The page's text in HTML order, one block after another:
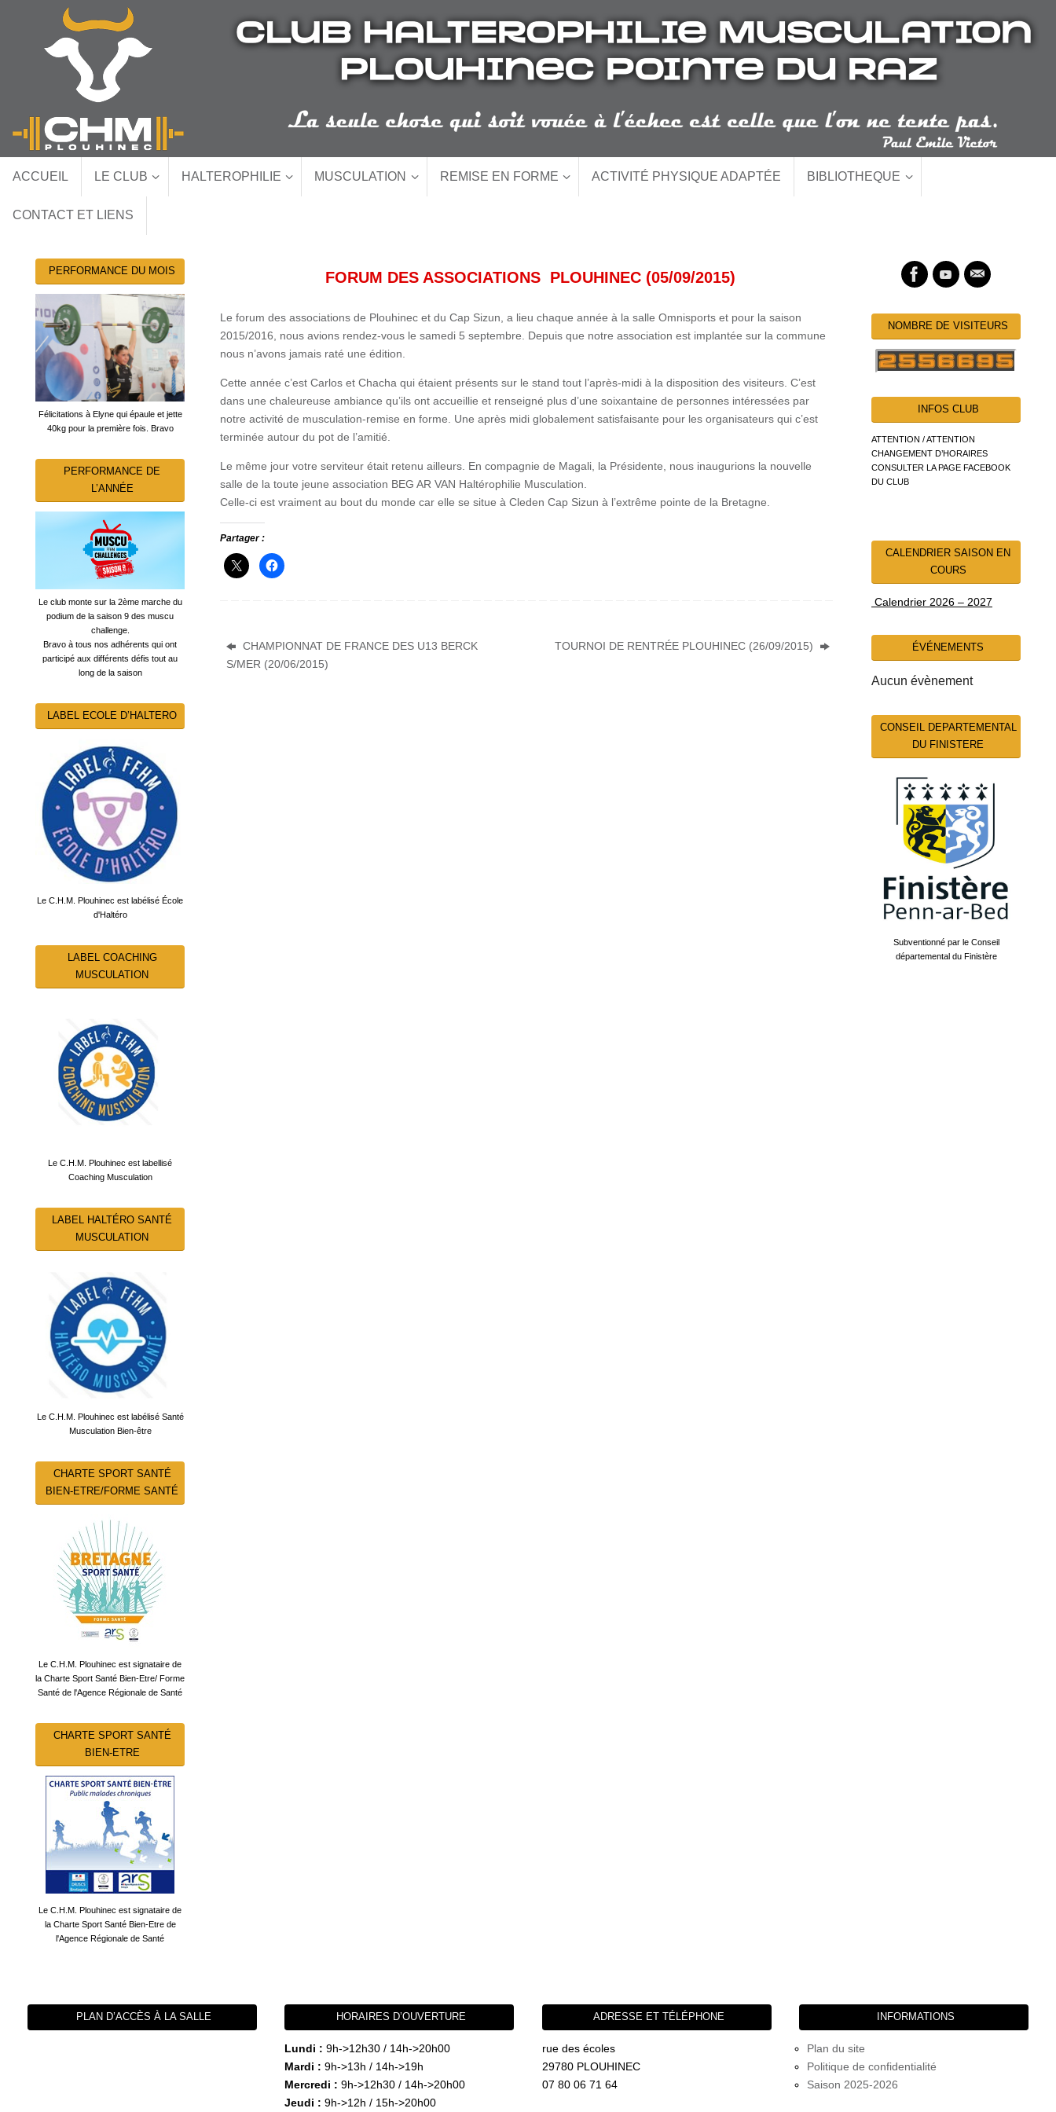
ACCUEIL LE CLUB HALTEROPHILIE MUSCULATION REMISE EN FORME ACTIVITÉ PHYSIQUE ADAPTÉE BIBLIOTHEQUE
CONTACT ET LIENS
FORUM DES ASSOCIATIONS PLOUHINEC (05/09/2015)
Le forum des associations de Plouhinec et du Cap Sizun, a lieu chaque année à la salle Omnisports et pour la saison
2015/2016, nous avions rendez-vous le samedi 5 septembre. Depuis que notre association est implantée sur la commune
nous n’avons jamais raté une édition.
Cette année c’est Carlos et Chacha qui étaient présents sur le stand tout l’après-midi à la disposition des visiteurs. C’est
dans une chaleureuse ambiance qu’ils ont accueillie et renseigné plus d’une soixantaine de personnes intéressées par
notre activité de musculation-remise en forme. Une après midi globalement satisfaisante pour les organisateurs qui c’est
terminée autour du pot de l’amitié.
Le même jour votre serviteur était retenu ailleurs. En compagnie de Magali, la Présidente, nous inaugurions la nouvelle
salle de la toute jeune association BEG AR VAN Haltérophilie Musculation.
Celle-ci est vraiment au bout du monde car elle se situe à Cleden Cap Sizun à l’extrême pointe de la Bretagne.
Partager :
CHAMPIONNAT DE FRANCE DES U13 BERCK
S/MER (20/06/2015)
TOURNOI DE RENTRÉE PLOUHINEC (26/09/2015)
PERFORMANCE DU MOIS
Félicitations à Elyne qui épaule et jette
40kg pour la première fois. Bravo
PERFORMANCE DE
L’ANNÉE
Le club monte sur la 2ème marche du
podium de la saison 9 des muscu
challenge.
Bravo à tous nos adhérents qui ont
participé aux différents défis tout au
long de la saison
LABEL ECOLE D’HALTERO
Le C.H.M. Plouhinec est labélisé École
d'Haltéro
LABEL COACHING
MUSCULATION
Le C.H.M. Plouhinec est labellisé
Coaching Musculation
LABEL HALTÉRO SANTÉ
MUSCULATION
Le C.H.M. Plouhinec est labélisé Santé
Musculation Bien-être
CHARTE SPORT SANTÉ
BIEN-ETRE/FORME SANTÉ
Le C.H.M. Plouhinec est signataire de
la Charte Sport Santé Bien-Etre/ Forme
Santé de l'Agence Régionale de Santé
CHARTE SPORT SANTÉ
BIEN-ETRE
Le C.H.M. Plouhinec est signataire de
la Charte Sport Santé Bien-Etre de
l'Agence Régionale de Santé
NOMBRE DE VISITEURS
INFOS CLUB
ATTENTION / ATTENTION
CHANGEMENT D’HORAIRES
CONSULTER LA PAGE FACEBOOK
DU CLUB
CALENDRIER SAISON EN
COURS
Calendrier 2026 – 2027
ÉVÉNEMENTS
Aucun évènement
CONSEIL DEPARTEMENTAL
DU FINISTERE
Subventionné par le Conseil
départemental du Finistère
PLAN D’ACCÈS À LA SALLE HORAIRES D’OUVERTURE
Lundi : 9h->12h30 / 14h->20h00
Mardi : 9h->13h / 14h->19h
Mercredi : 9h->12h30 / 14h->20h00
Jeudi : 9h->12h / 15h->20h00
ADRESSE ET TÉLÉPHONE
rue des écoles
29780 PLOUHINEC
07 80 06 71 64
INFORMATIONS
Plan du site
Politique de confidentialité
Saison 2025-2026